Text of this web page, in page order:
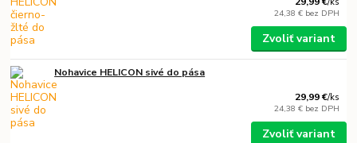
24,38 € bez DPH
Zvoliť variant
Nohavice HELICON sivé do pása
29,99 €/ks
24,38 € bez DPH
Zvoliť variant